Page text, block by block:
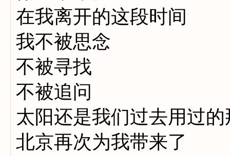
在我离开的这段时间
我不被思念
不被寻找
不被追问
太阳还是我们过去用过
北京再次为我带来了